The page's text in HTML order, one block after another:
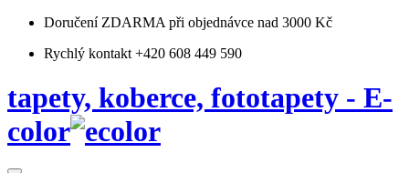
Doručení ZDARMA při objednávce nad 3000 Kč
Rychlý kontakt +420 608 449 590
tapety, koberce, fototapety - E-
color